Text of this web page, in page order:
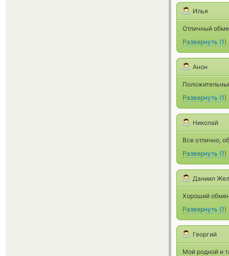
Илья
Отличный
Развернуть (1)
Анон
Развернуть (1)
Николай
Все отлично,
Развернуть (1)
Даниил
Хороший
Развернуть (1)
Георгий
Мой родной и